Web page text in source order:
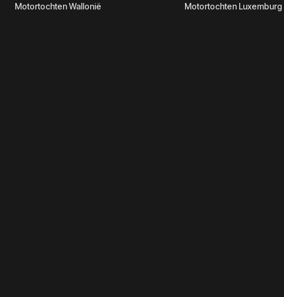
Motortochten Wallonië
Motortochten Luxemburg